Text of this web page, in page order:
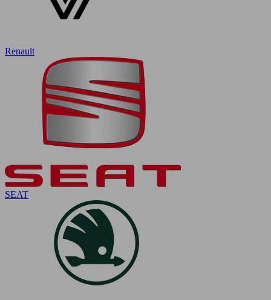
Renault
SEAT